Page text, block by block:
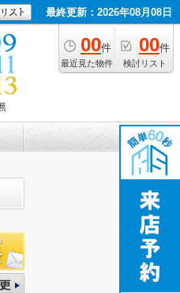
最終更新：2026年08月08日
00件
最近見た物件
00件
検討リスト